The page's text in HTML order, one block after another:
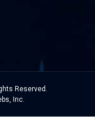
Reserved.
Inc.